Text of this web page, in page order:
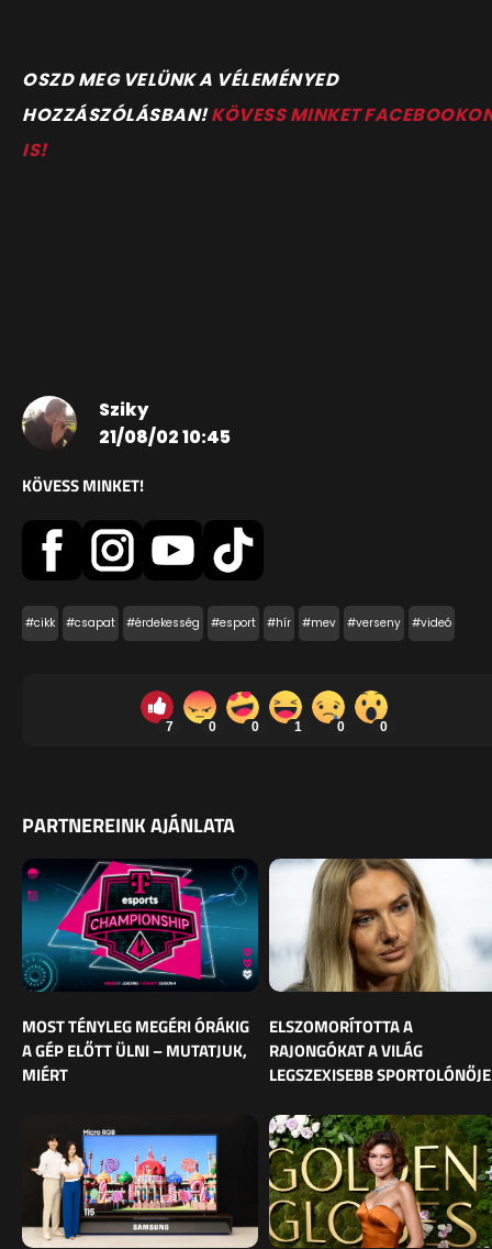
OSZD MEG VELÜNK A VÉLEMÉNYED
HOZZÁSZÓLÁSBAN!KÖVESS MINKET
IS!
Sziky
21/08/02 10:45
KÖVESS MINKET!
#cikk #csapat #érdekesség #esport #hír #mev #verseny #videó
7 0 0 1 0 0
PARTNEREINK AJÁNLATA
MOST TÉNYLEG MEGÉRI ÓRÁKIG
A GÉP ELŐTT ÜLNI – MUTATJUK,
MIÉRT
ELSZOMORÍTOTTA A
RAJONGÓKAT A VILÁG
LEGSZEXISEBB SPORTOLÓNŐJE